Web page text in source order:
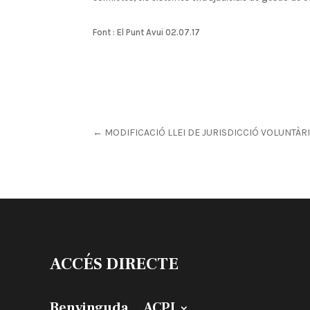
Font : El Punt Avui 02.07.17
← MODIFICACIÓ LLEI DE JURISDICCIÓ
ACCÉS DIRECTE